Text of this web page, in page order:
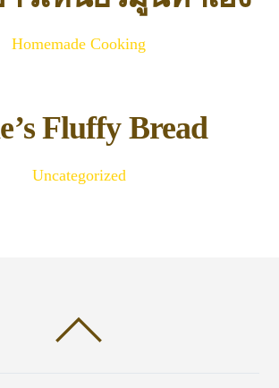
Homemade Cooking
Fluffy Bread
Uncategorized